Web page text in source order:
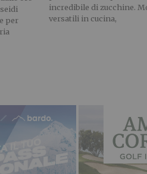
per
incredibile di zucchine.
versatili in cucina,